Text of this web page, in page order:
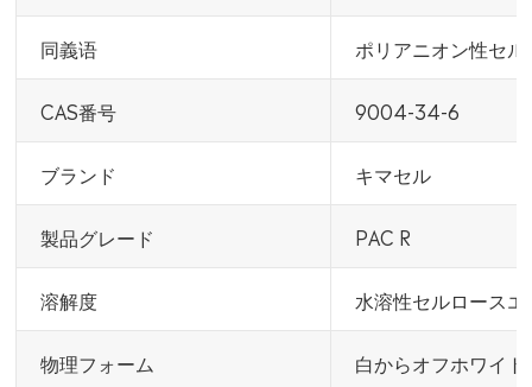
同義语 ポリアニオン性セ
CAS番号 9004-34-6
ブランド キマセル
製品グレード PAC R
溶解度 水溶性セルロース
物理フォーム 白からオフホワイ